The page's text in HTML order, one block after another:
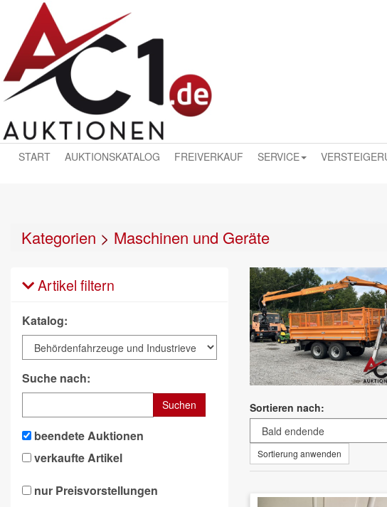
START AUKTIONSKATALOG FREIVERKAUF SERVICE
Kategorien > Maschinen und Geräte
Artikel filtern
Katalog:
Suche nach:
Suchen
beendete Auktionen
verkaufte Artikel
nur Preisvorstellungen
Sortieren nach:
Sortierung anwenden